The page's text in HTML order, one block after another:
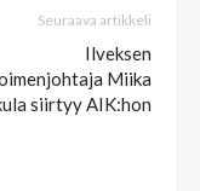
Seuraava artikkeli
Ilveksen
Miika
siirtyy AIK:hon